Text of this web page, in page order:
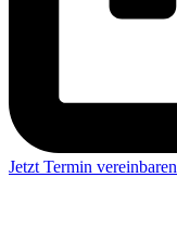
Jetzt Termin vereinbaren